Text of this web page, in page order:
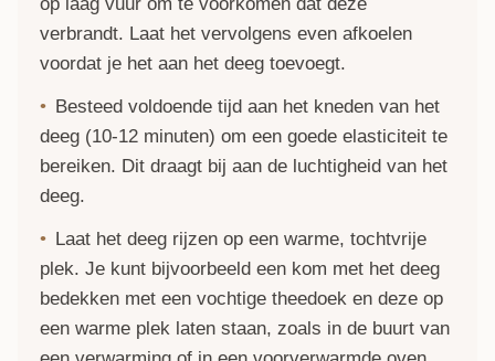
verbrandt. Laat het vervolgens even afkoelen
voordat je het aan het deeg toevoegt.
Besteed voldoende tijd aan het kneden van het
deeg (10-12 minuten) om een goede elasticiteit te
bereiken. Dit draagt bij aan de luchtigheid van het
deeg.
Laat het deeg rijzen op een warme, tochtvrije
plek. Je kunt bijvoorbeeld een kom met het deeg
bedekken met een vochtige theedoek en deze op
een warme plek laten staan, zoals in de buurt van